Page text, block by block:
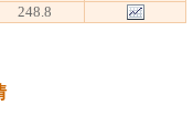
248.8